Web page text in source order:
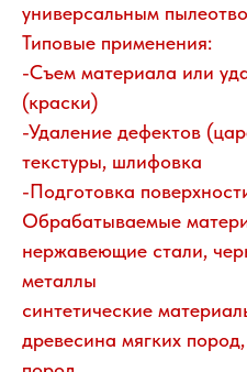
универсальным
Типовые применения:
-Съем материала или
(краски)
-Удаление дефектов
текстуры, шлифовка
-Подготовка
Обрабатываемые
нержавеющие стали,
металлы
синтетические
древесина мягких